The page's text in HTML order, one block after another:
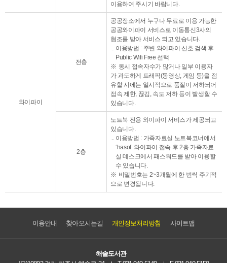
이용하여 주시기 바랍니다.
와이파이
전층
공공장소에서 누구나 무료로 이용 가능한
공공와이파이 서비스로 이동통신3사의
협조를 받아 서비스 되고 있습니다.
이용방법 : 주변 와이파이 신호 검색 후
Public Wifi Free 선택
동시 접속자수가 많거나 일부 이용자
가 과도하게 트래픽(동영상, 게임 등)을 점
유할 시에는 일시적으로 품질이 저하되어
접속 제한, 끊김, 속도 저하 등이 발생할 수
있습니다.
2층
노트북 전용 와이파이 서비스가 제공되고
있습니다.
이용방법 : 가족자료실 노트북코너에서
‘hasol’ 와이파이 접속 후 2층 가족자료
실 데스크에서 패스워드를 받아 이용할
수 있습니다.
비밀번호는 2~3개월에 한 번씩 주기적
으로 변경됩니다.
이용안내 찾아오시는길 개인정보처리방침 사이트맵
해솔도서관